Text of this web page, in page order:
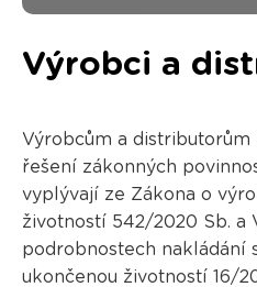
Výrobci a
Výrobcům a
řešení zákonných
vyplývají ze Zákona o
životností 542/2020 Sb. a
podrobnostech nakládání
ukončenou životností 16/